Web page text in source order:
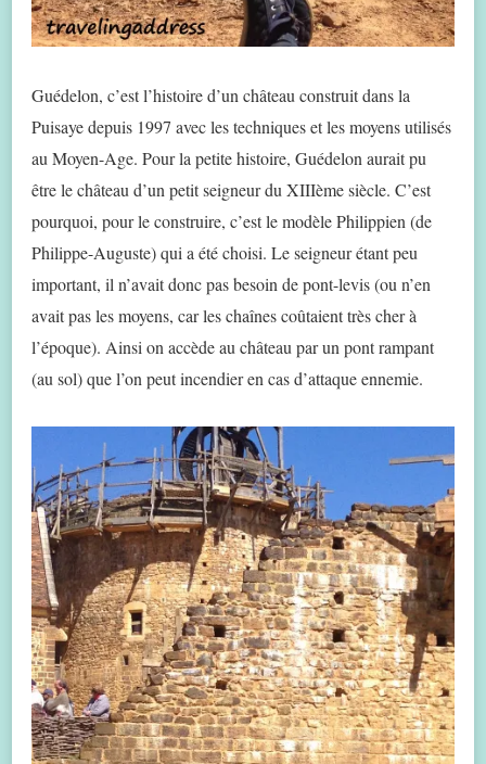
Guédelon, c’est l’histoire d’un château construit dans la
Puisaye depuis 1997 avec les techniques et les moyens utilisés
au Moyen-Age. Pour la petite histoire, Guédelon aurait pu
être le château d’un petit seigneur du XIIIème siècle. C’est
pourquoi, pour le construire, c’est le modèle Philippien (de
Philippe-Auguste) qui a été choisi. Le seigneur étant peu
important, il n’avait donc pas besoin de pont-levis (ou n’en
avait pas les moyens, car les chaînes coûtaient très cher à
l’époque). Ainsi on accède au château par un pont rampant
(au sol) que l’on peut incendier en cas d’attaque ennemie.